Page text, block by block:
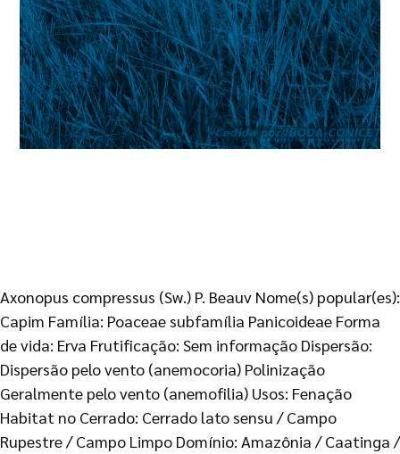
Axonopus compressus (Sw.) P. Beauv Nome(s) popular(es):
Capim Família: Poaceae subfamília Panicoideae Forma
de vida: Erva Frutificação: Sem informação Dispersão:
Dispersão pelo vento (anemocoria) Polinização
Geralmente pelo vento (anemofilia) Usos: Fenação
Habitat no Cerrado: Cerrado lato sensu / Campo
Rupestre / Campo Limpo Domínio: Amazônia / Caatinga /